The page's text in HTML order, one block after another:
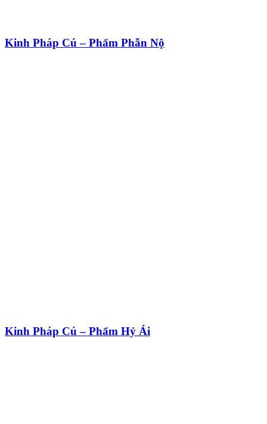
Kinh Pháp Cú – Phẩm Phẫn Nộ
Kinh Pháp Cú – Phẩm Hỷ Ái